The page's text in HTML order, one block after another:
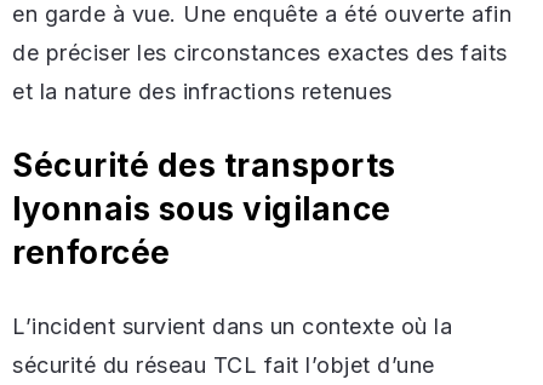
en garde à vue. Une enquête a été ouverte afin
de préciser les circonstances exactes des faits
et la nature des infractions retenues
Sécurité des transports
lyonnais sous vigilance
renforcée
L’incident survient dans un contexte où la
sécurité du réseau TCL fait l’objet d’une